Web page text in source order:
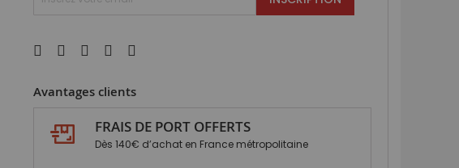
Avantages clients
FRAIS DE PORT OFFERTS
Dès 140€ d’achat en France métropolitaine